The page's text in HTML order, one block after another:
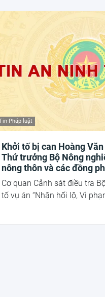
Pháp luật
Khởi tố bị can Hoàng
Thứ trưởng Bộ Nông
nông thôn và các đồng
Cơ quan Cảnh sát điều tra
tố vụ án “Nhận hối lộ, Vi